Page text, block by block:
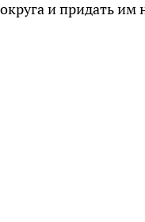
и придать им